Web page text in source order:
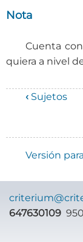
Nota
Cuenta
quiera a nivel
para
Manual
‹ Sujetos
Versión
647630109